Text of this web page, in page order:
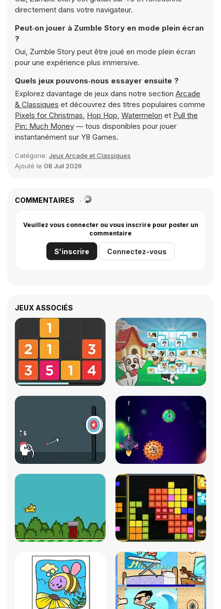
directement dans votre navigateur.
Peut‑on jouer à Zumble Story en mode plein écran
?
Oui, Zumble Story peut être joué en mode plein écran
pour une expérience plus immersive.
Quels jeux pouvons‑nous essayer ensuite ?
Explorez davantage de jeux dans notre section Arcade
& Classiques et découvrez des titres populaires comme
Pixels for Christmas, Hop Hop, Watermelon et Pull the
Pin: Much Money — tous disponibles pour jouer
instantanément sur Y8 Games.
Catégorie: Jeux Arcade et Classiques
Ajouté le 08 Juil 2026
COMMENTAIRES
Veuillez vous connecter ou vous inscrire pour poster un
commentaire
S'inscrire Connectez-vous
JEUX ASSOCIÉS